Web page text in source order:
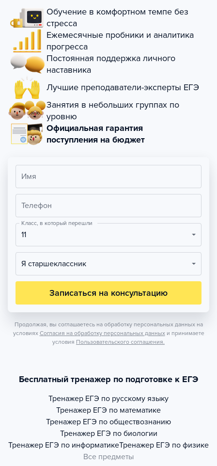
Обучение в комфортном темпе без
стресса
Ежемесячные пробники и аналитика
прогресса
Постоянная поддержка личного
наставника
Лучшие преподаватели-эксперты ЕГЭ
Занятия в небольших группах по
уровню
Официальная гарантия
поступления на бюджет
Имя
Телефон
Класс, в который перешли
11
Я старшеклассник
Записаться на консультацию
Продолжая, вы соглашаетесь на обработку персональных данных на
условиях Согласия на обработку персональных данных и принимаете
условия Пользовательского соглашения.
Бесплатный тренажер по подготовке к ЕГЭ
Тренажер ЕГЭ по русскому языку
Тренажер ЕГЭ по математике
Тренажер ЕГЭ по обществознанию
Тренажер ЕГЭ по биологии
Тренажер ЕГЭ по информатикеТренажер ЕГЭ по физике
Все предметы